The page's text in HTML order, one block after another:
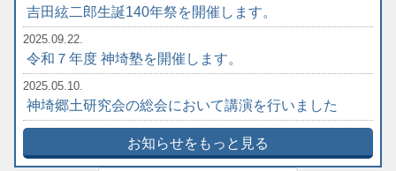
吉田絃二郎生誕140年祭を開催します。
2025.09.22.
令和７年度 神埼塾を開催します。
2025.05.10.
神埼郷土研究会の総会において講演を行いました
お知らせをもっと見る